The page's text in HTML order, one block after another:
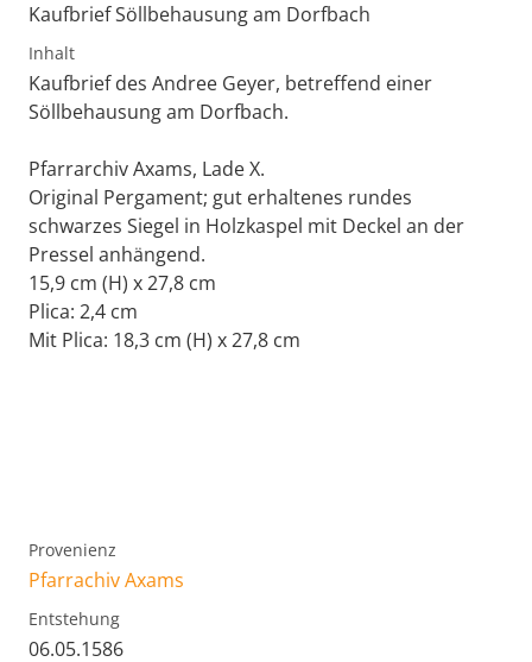
Kaufbrief Söllbehausung am Dorfbach
Inhalt
Kaufbrief des Andree Geyer, betreffend einer
Söllbehausung am Dorfbach.
Pfarrarchiv Axams, Lade X.
Original Pergament; gut erhaltenes rundes
schwarzes Siegel in Holzkaspel mit Deckel an der
Pressel anhängend.
15,9 cm (H) x 27,8 cm
Plica: 2,4 cm
Mit Plica: 18,3 cm (H) x 27,8 cm
Provenienz
Pfarrachiv Axams
Entstehung
06.05.1586